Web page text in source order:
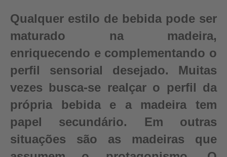
Qualquer estilo de bebida pode ser
maturado na madeira,
enriquecendo e complementando o
perfil sensorial desejado. Muitas
vezes busca-se realçar o perfil da
própria bebida e a madeira tem
papel secundário. Em outras
situações são as madeiras que